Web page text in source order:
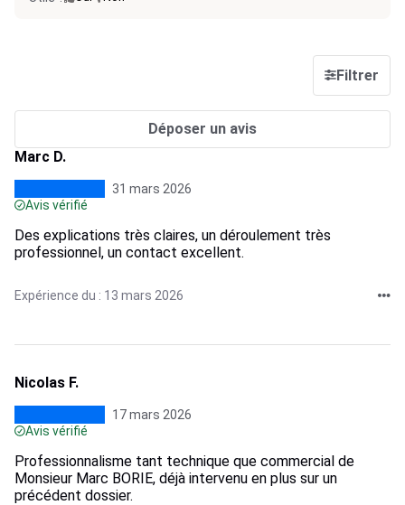
Filtrer
Déposer un avis
Marc D.
31 mars 2026
Avis vérifié
Des explications très claires, un déroulement très
professionnel, un contact excellent.
Expérience du : 13 mars 2026
Nicolas F.
17 mars 2026
Avis vérifié
Professionnalisme tant technique que commercial de
Monsieur Marc BORIE, déjà intervenu en plus sur un
précédent dossier.